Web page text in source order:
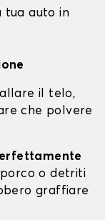
tua auto in
il telo,
che polvere
o detriti
graffiare